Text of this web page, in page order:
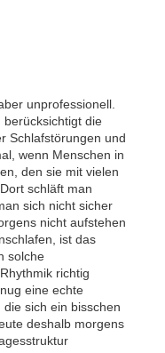
unprofessionell.
die
Schlafstörungen und
wenn Menschen in
den sie mit vielen
schläft man
sich nicht sicher
nicht aufstehen
ist das
solche
richtig
eine echte
sich ein bisschen
deshalb morgens